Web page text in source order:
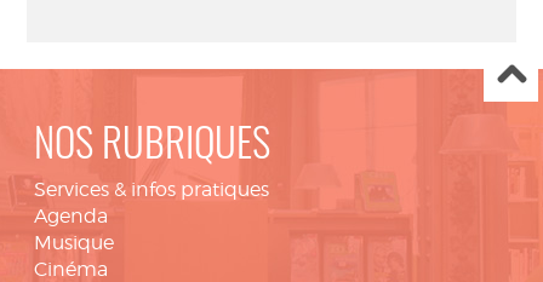
NOS RUBRIQUES
Services & infos pratiques
Agenda
Musique
Cinéma